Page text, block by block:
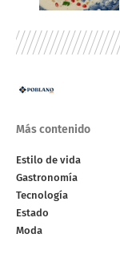
Más contenido
Estilo de vida
Gastronomía
Tecnología
Estado
Moda